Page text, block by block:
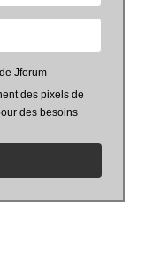
Jforum
des pixels de
des besoins